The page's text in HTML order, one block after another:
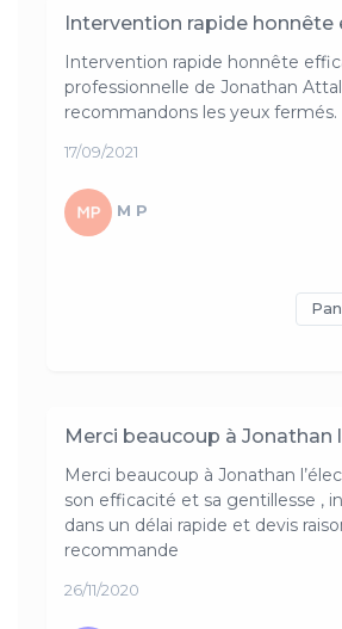
Intervention rapide honnête
Intervention rapide honnête
professionnelle de Jonathan
recommandons les yeux fermés.
17/09/2021
M P
Merci beaucoup à Jonathan
Merci beaucoup à Jonathan
son efficacité et sa gentillesse ,
dans un délai rapide et devis
recommande
26/11/2020